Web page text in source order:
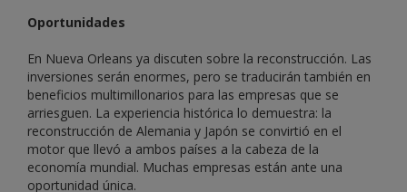
Oportunidades
En Nueva Orleans ya discuten sobre la reconstrucción. Las
inversiones serán enormes, pero se traducirán también en
beneficios multimillonarios para las empresas que se
arriesguen. La experiencia histórica lo demuestra: la
reconstrucción de Alemania y Japón se convirtió en el
motor que llevó a ambos países a la cabeza de la
economía mundial. Muchas empresas están ante una
oportunidad única.